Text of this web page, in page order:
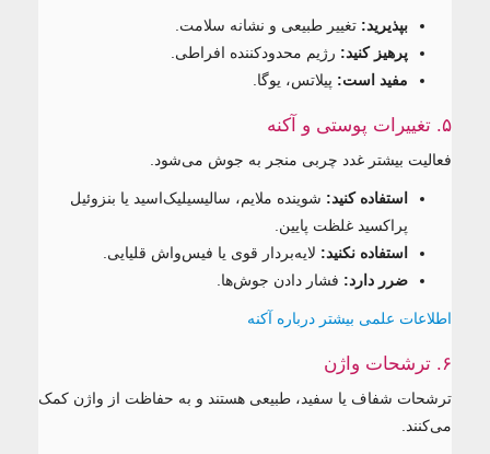
بپذیرید:تغییر طبیعی و نشانه سلامت.
پرهیز کنید: رژیم محدودکننده افراطی.
مفید است: پیلاتس، یوگا.
فعالیت بیشتر غدد چربی منجر به جوش می‌شود.
استفاده کنید:شوینده ملایم، سالیسیلیک‌اسید یا بنزوئیل
پراکسید غلظت پایین.
استفاده نکنید: لایه‌بردار قوی یا فیس‌واش قلیایی.
ضرر دارد: فشار دادن جوش‌ها.
اطلاعات علمی بیشتر درباره آکنه
ترشحات شفاف یا سفید، طبیعی هستند و به حفاظت از واژن کمک
می‌کنند.